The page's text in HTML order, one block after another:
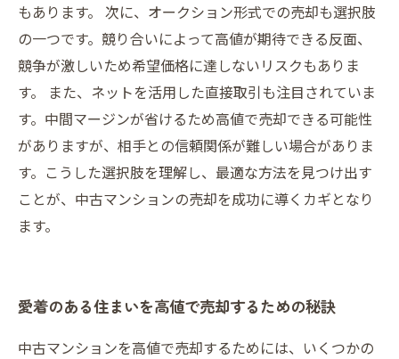
もあります。 次に、オークション形式での売却も選択肢
の一つです。競り合いによって高値が期待できる反面、
競争が激しいため希望価格に達しないリスクもありま
す。 また、ネットを活用した直接取引も注目されていま
す。中間マージンが省けるため高値で売却できる可能性
がありますが、相手との信頼関係が難しい場合がありま
す。こうした選択肢を理解し、最適な方法を見つけ出す
ことが、中古マンションの売却を成功に導くカギとなり
ます。
愛着のある住まいを高値で売却するための秘訣
中古マンションを高値で売却するためには、いくつかの